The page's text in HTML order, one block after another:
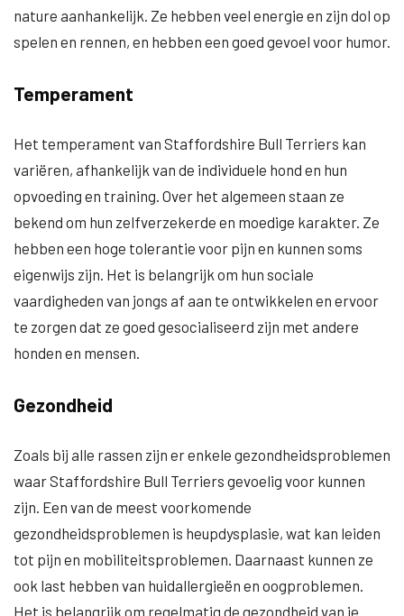
nature aanhankelijk. Ze hebben veel energie en zijn dol op
spelen en rennen, en hebben een goed gevoel voor humor.
Temperament
Het temperament van Staffordshire Bull Terriers kan
variëren, afhankelijk van de individuele hond en hun
opvoeding en training. Over het algemeen staan ze
bekend om hun zelfverzekerde en moedige karakter. Ze
hebben een hoge tolerantie voor pijn en kunnen soms
eigenwijs zijn. Het is belangrijk om hun sociale
vaardigheden van jongs af aan te ontwikkelen en ervoor
te zorgen dat ze goed gesocialiseerd zijn met andere
honden en mensen.
Gezondheid
Zoals bij alle rassen zijn er enkele gezondheidsproblemen
waar Staffordshire Bull Terriers gevoelig voor kunnen
zijn. Een van de meest voorkomende
gezondheidsproblemen is heupdysplasie, wat kan leiden
tot pijn en mobiliteitsproblemen. Daarnaast kunnen ze
ook last hebben van huidallergieën en oogproblemen.
Het is belangrijk om regelmatig de gezondheid van je